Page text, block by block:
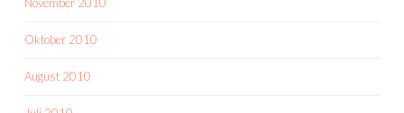
November 2010
Oktober 2010
August 2010